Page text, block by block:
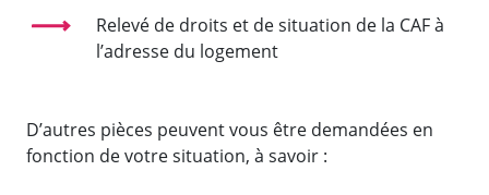
Relevé de droits et de situation de la CAF à
l’adresse du logement
D’autres pièces peuvent vous être demandées en
fonction de votre situation, à savoir :